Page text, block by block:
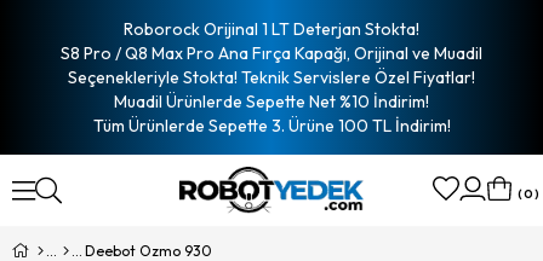
Roborock Orijinal 1 LT Deterjan Stokta!
S8 Pro / Q8 Max Pro Ana Fırça Kapağı, Orijinal ve Muadil
Seçenekleriyle Stokta! Teknik Servislere Özel Fiyatlar!
Muadil Ürünlerde Sepette Net %10 İndirim!
Tüm Ürünlerde Sepette 3. Ürüne 100 TL İndirim!
0
Deebot Ozmo 930